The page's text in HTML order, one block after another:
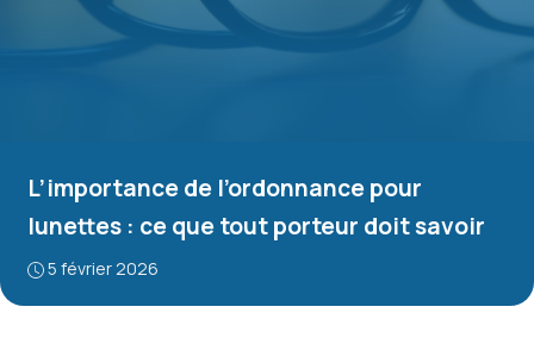
L’importance de l’ordonnance pour
lunettes : ce que tout porteur doit savoir
5 février 2026